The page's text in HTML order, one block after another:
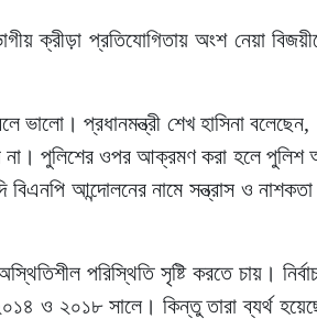
ক্রীড়া প্রতিযোগিতায় অংশ নেয়া
ভালো। প্রধানমন্ত্রী শেখ হাসিনা
পুলিশের ওপর আক্রমণ করা হলে পুলিশ
আন্দোলনের নামে সন্ত্রাস ও
পরিস্থিতি সৃষ্টি করতে চায়।
২০১৪ ও ২০১৮ সালে। কিন্তু তারা ব্যর্থ